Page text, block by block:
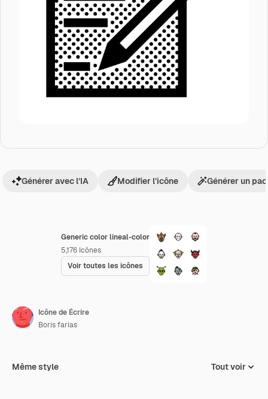
Generic color lineal-color
5,176 Icônes
Voir toutes les icônes
Générer avec l’IA Modifier l’icône Générer un
Icône de Écrire
Boris farias
Même style Tout voir